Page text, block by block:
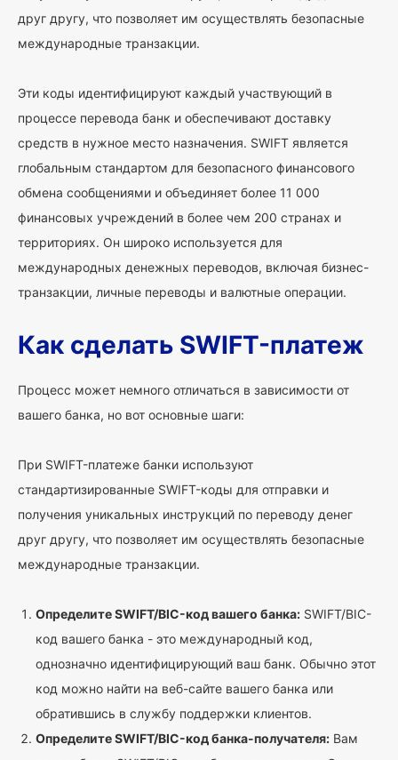
друг другу, что позволяет им осуществлять безопасные
международные транзакции.
Эти коды идентифицируют каждый участвующий в
процессе перевода банк и обеспечивают доставку
средств в нужное место назначения. SWIFT является
глобальным стандартом для безопасного финансового
обмена сообщениями и объединяет более 11 000
финансовых учреждений в более чем 200 странах и
территориях. Он широко используется для
международных денежных переводов, включая бизнес-
транзакции, личные переводы и валютные операции.
Как сделать SWIFT-платеж
Процесс может немного отличаться в зависимости от
вашего банка, но вот основные шаги:
При SWIFT-платеже банки используют
стандартизированные SWIFT-коды для отправки и
получения уникальных инструкций по переводу денег
друг другу, что позволяет им осуществлять безопасные
международные транзакции.
Определите SWIFT/BIC-код вашего банка: SWIFT/BIC-
код вашего банка - это международный код,
однозначно идентифицирующий ваш банк. Обычно этот
код можно найти на веб-сайте вашего банка или
обратившись в службу поддержки клиентов.
Определите SWIFT/BIC-код банка-получателя: Вам